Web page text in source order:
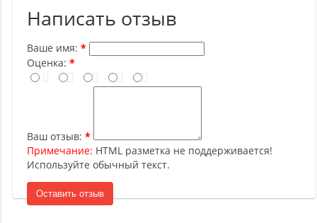
Написать отзыв
Ваше имя:
Оценка:
Ваш отзыв:
Примечание: HTML разметка не поддерживается!
Используйте обычный текст.
Оставить отзыв